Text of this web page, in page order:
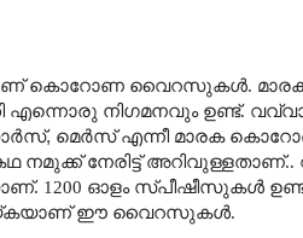
കൊറോണ വൈറസുകൾ.
എന്നൊരു നിഗമനവും ഉണ്ട്.
, മെർസ് എന്നീ മാരക
നമുക്ക് നേരിട്ട്
. 1200 ഓളം സ്പീഷീസുകൾ
ഈ വൈറസുകൾ.